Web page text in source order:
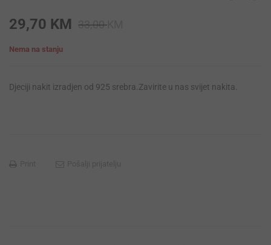
33,00
29,70 KM
Nema na stanju
Djeciji nakit izradjen od 925 srebra.Zavirite u nas svijet nakita.